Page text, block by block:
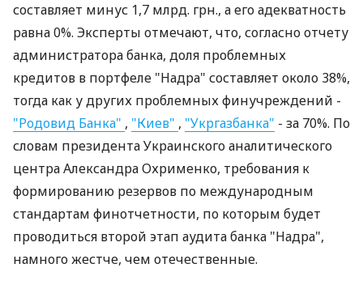
составляет минус 1,7 млрд. грн., а его адекватность
равна 0%. Эксперты отмечают, что, согласно отчету
администратора банка, доля проблемных
кредитов в портфеле "Надра" составляет около 38%,
тогда как у других проблемных финучреждений -
"Родовид Банка" , "Киев" , "Укргазбанка" - за 70%. По
словам президента Украинского аналитического
центра Александра Охрименко, требования к
формированию резервов по международным
стандартам финотчетности, по которым будет
проводиться второй этап аудита банка "Надра",
намного жестче, чем отечественные.